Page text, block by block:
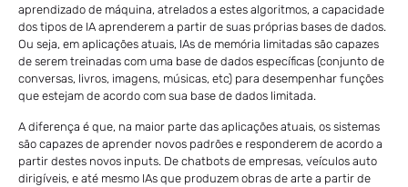
aprendizado de máquina, atrelados a estes algoritmos, a capacidade
dos tipos de IA aprenderem a partir de suas próprias bases de dados.
Ou seja, em aplicações atuais, IAs de memória limitadas são capazes
de serem treinadas com uma base de dados específicas (conjunto de
conversas, livros, imagens, músicas, etc) para desempenhar funções
que estejam de acordo com sua base de dados limitada.
A diferença é que, na maior parte das aplicações atuais, os sistemas
são capazes de aprender novos padrões e responderem de acordo a
partir destes novos inputs. De chatbots de empresas, veículos auto
dirigíveis, e até mesmo IAs que produzem obras de arte a partir de